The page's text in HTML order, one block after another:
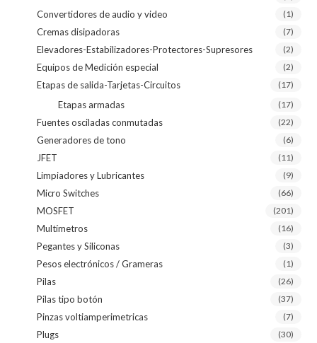
Convertidores de audio y video (1)
Cremas disipadoras (7)
Elevadores-Estabilizadores-Protectores-Supresores (2)
Equipos de Medición especial (2)
Etapas de salida-Tarjetas-Circuitos (17)
Etapas armadas (17)
Fuentes osciladas conmutadas (22)
Generadores de tono (6)
JFET (11)
Limpiadores y Lubricantes (9)
Micro Switches (66)
MOSFET (201)
Multímetros (16)
Pegantes y Siliconas (3)
Pesos electrónicos / Grameras (1)
Pilas (26)
Pilas tipo botón (37)
Pinzas voltiamperimetricas (7)
Plugs (30)